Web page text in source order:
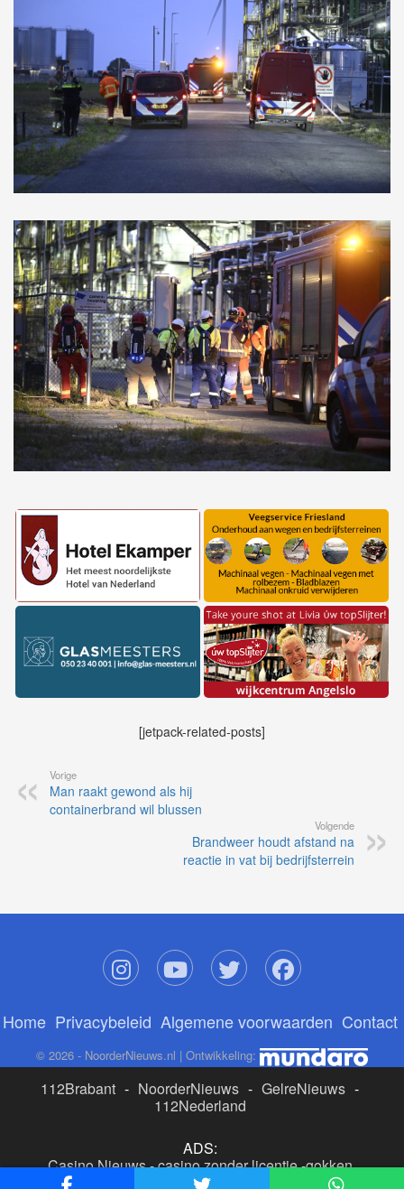
[jetpack-related-posts]
Vorige
Man raakt gewond als hij
containerbrand wil blussen
Volgende
Brandweer houdt afstand na
reactie in vat bij bedrijfsterrein
Home Privacybeleid Algemene voorwaarden Contact
© 2026 - NoorderNieuws.nl | Ontwikkeling:
112Brabant - NoorderNieuws - GelreNieuws -
112Nederland
ADS:
Casino Nieuws-casino zonder licentie-gokken
buitenlandse site
beste online casino nederland